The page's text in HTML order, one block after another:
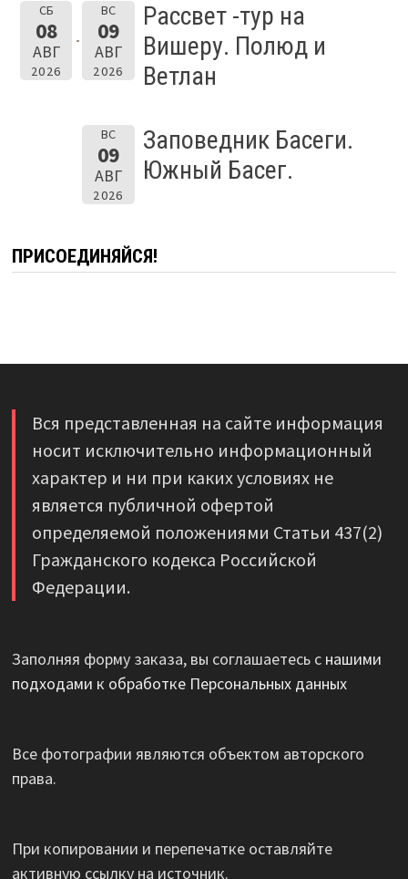
СБ
08
АВГ
2026
ВС
09
АВГ
2026
Рассвет -тур на
Вишеру. Полюд и
Ветлан
ВС
09
АВГ
2026
Заповедник Басеги.
Южный Басег.
ПРИСОЕДИНЯЙСЯ!
Вся представленная на сайте информация
носит исключительно информационный
характер и ни при каких условиях не
является публичной офертой
определяемой положениями Статьи 437(2)
Гражданского кодекса Российской
Федерации.
Заполняя форму заказа, вы соглашаетесь с нашими
подходами к обработке Персональных данных
Все фотографии являются объектом авторского
права.
При копировании и перепечатке оставляйте
активную ссылку на источник.